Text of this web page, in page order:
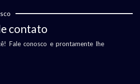
contato
Fale conosco e prontamente lhe